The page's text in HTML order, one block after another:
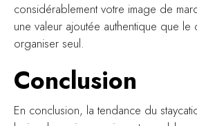
considérablement votre image de
une valeur ajoutée authentique que le
organiser seul.
Conclusion
En conclusion, la tendance du